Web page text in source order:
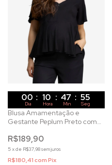
00 : 10 : 47 : 53
Dia Hora Min Seg
Blusa Amamentação e
Gestante Peplum Preto com
R$189,90
5 xde R$37,98sem juros
R$180,41comPix